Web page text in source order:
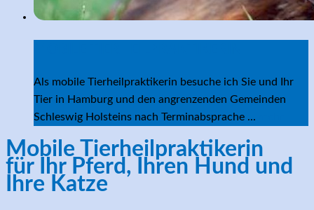
Als mobile Tierheilpraktikerin besuche ich Sie und Ihr
Tier in Hamburg und den angrenzenden Gemeinden
Schleswig Holsteins nach Terminabsprache ...
Mobile Tierheilpraktikerin
für Ihr Pferd, Ihren Hund und
Ihre Katze